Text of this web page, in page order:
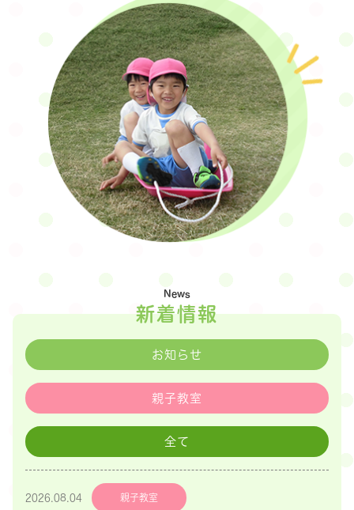
News
新着情報
お知らせ
親子教室
全て
2026.08.04 親子教室